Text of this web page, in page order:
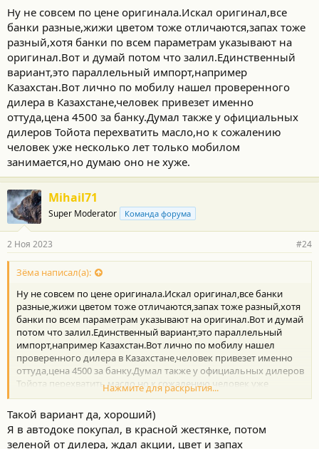
Ну не совсем по цене оригинала.Искал оригинал,все
банки разные,жижи цветом тоже отличаются,запах тоже
разный,хотя банки по всем параметрам указывают на
оригинал.Вот и думай потом что залил.Единственный
вариант,это параллельный импорт,например
Казахстан.Вот лично по мобилу нашел проверенного
дилера в Казахстане,человек привезет именно
оттуда,цена 4500 за банку.Думал также у официальных
дилеров Тойота перехватить масло,но к сожалению
человек уже несколько лет только мобилом
занимается,но думаю оно не хуже.
Mihail71
Super Moderator Команда форума
2 Ноя 2023 #24
Зёма написал(а):
Ну не совсем по цене оригинала.Искал оригинал,все банки
разные,жижи цветом тоже отличаются,запах тоже разный,хотя
банки по всем параметрам указывают на оригинал.Вот и думай
потом что залил.Единственный вариант,это параллельный
импорт,например Казахстан.Вот лично по мобилу нашел
проверенного дилера в Казахстане,человек привезет именно
оттуда,цена 4500 за банку.Думал также у официальных дилеров
Тойота перехватить масло,но к сожалению человек уже
несколько лет только мобилом занимается,но думаю оно не
хуже.
Нажмите для раскрытия...
Такой вариант да, хороший)
Я в автодоке покупал, в красной жестянке, потом
зеленой от дилера, ждал акции, цвет и запах